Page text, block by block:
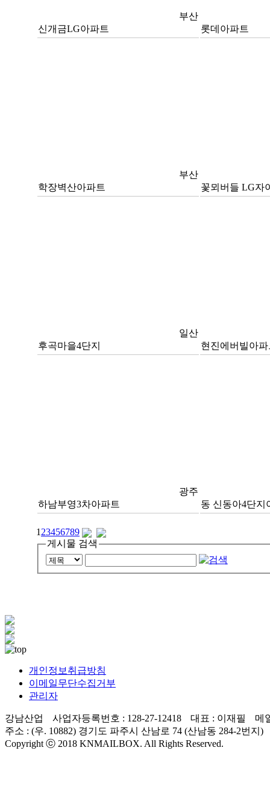
부산
신개금LG아파트
롯데아파트
부산
학장벽산아파트
꽃뫼버들 LG자
일산
후곡마을4단지
현진에버빌아파
광주
하남부영3차아파트
동 신동아4단지
1 23456789
게시물 검색
개인정보취급방침
이메일무단수집거부
관리자
강남산업 사업자등록번호 : 128-27-12418 대표 : 이재필
메
주소 : (우. 10882) 경기도 파주시 산남로 74 (산남동 284-2번지)
Copyright ⓒ 2018 KNMAILBOX. All Rights Reserved.